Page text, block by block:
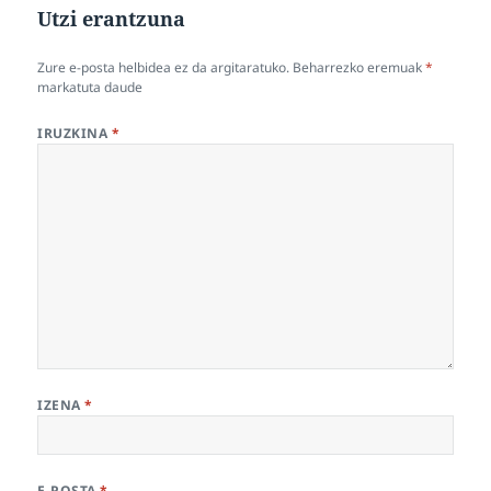
Utzi erantzuna
Zure e-posta helbidea ez da argitaratuko. Beharrezko eremuak*
markatuta daude
IRUZKINA *
IZENA*